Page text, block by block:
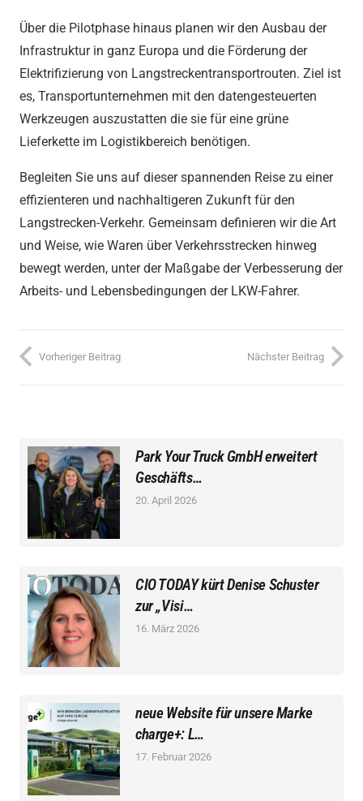
Über die Pilotphase hinaus planen wir den Ausbau der
Infrastruktur in ganz Europa und die Förderung der
Elektrifizierung von Langstreckentransportrouten. Ziel ist
es, Transportunternehmen mit den datengesteuerten
Werkzeugen auszustatten die sie für eine grüne
Lieferkette im Logistikbereich benötigen.
Begleiten Sie uns auf dieser spannenden Reise zu einer
effizienteren und nachhaltigeren Zukunft für den
Langstrecken-Verkehr. Gemeinsam definieren wir die Art
und Weise, wie Waren über Verkehrsstrecken hinweg
bewegt werden, unter der Maßgabe der Verbesserung der
Arbeits- und Lebensbedingungen der LKW-Fahrer.
Vorheriger Beitrag Nächster Beitrag
Park Your Truck GmbH erweitert
Geschäfts…
20. April 2026
CIO TODAY kürt Denise Schuster
zur „Visi…
16. März 2026
neue Website für unsere Marke
charge+: L…
17. Februar 2026